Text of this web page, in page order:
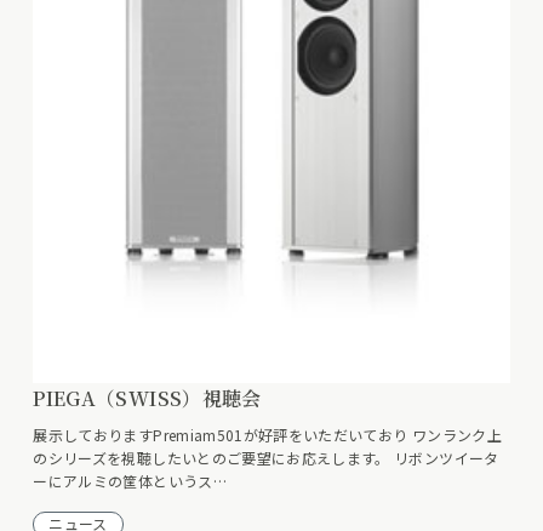
PIEGA（SWISS）視聴会
展示しておりますPremiam501が好評をいただいており ワンランク上
のシリーズを視聴したいとのご要望にお応えします。 リボンツイータ
ーにアルミの筐体というス…
ニュース